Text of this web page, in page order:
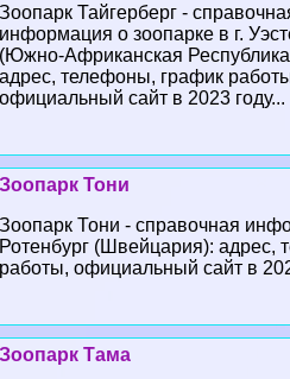
Зоопарк Тайгерберг -
информация о зоопарке в г.
(Южно-Африканская
адрес, телефоны, график
официальный сайт в 2023 году...
Зоопарк Тони
Зоопарк Тони - справочная
Ротенбург (Швейцария): адрес,
работы, официальный сайт в
Зоопарк Тама